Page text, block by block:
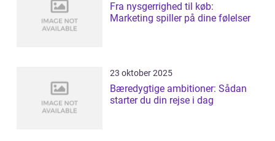
Fra nysgerrighed til køb:
Marketing spiller på dine følelser
23 oktober 2025
Bæredygtige ambitioner: Sådan
starter du din rejse i dag